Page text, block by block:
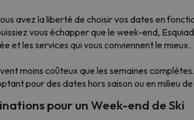
avez la liberté de choisir vos dates en
vous échapper que le week-end,
et les services qui vous conviennent le mieux.
moins coûteux que les semaines
pour des dates hors saison ou en milieu
pour un Week-end de Ski